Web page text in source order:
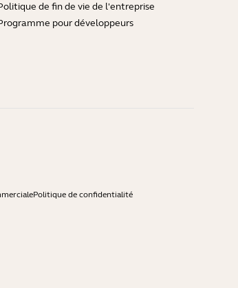
de fin de vie de l'entreprise
pour développeurs
Politique de confidentialité